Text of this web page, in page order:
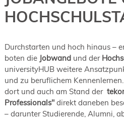
19. Juni 2026 in Wiesbaden
NORDIC TechKomm Kopenhagen
tekom-Jahrestagung 2026
10.-12. November, 2026 in Stuttgart
Durchstarten und hoch hinaus –
boten die Jobwandund der
universityHUB weitere
und zu beruflichem
dort und auch am Stand der
Professionals"direkt daneben
– darunter Studierende, Alumni,